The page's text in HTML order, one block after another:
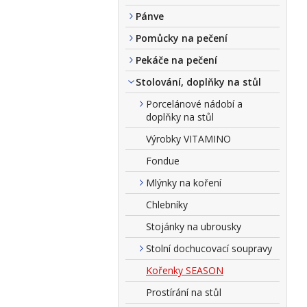
Pánve
Pomůcky na pečení
Pekáče na pečení
Stolování, doplňky na stůl
Porcelánové nádobí a
doplňky na stůl
Výrobky VITAMINO
Fondue
Mlýnky na koření
Chlebníky
Stojánky na ubrousky
Stolní dochucovací soupravy
Kořenky SEASON
Prostírání na stůl